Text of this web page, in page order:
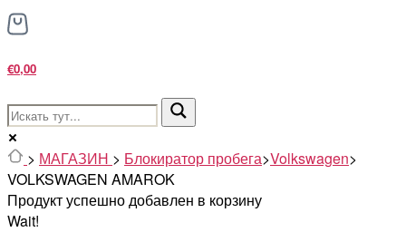
€0,00
> МАГАЗИН > Блокиратор пробега>Volkswagen>
VOLKSWAGEN AMAROK
Продукт успешно добавлен в корзину
Wait!